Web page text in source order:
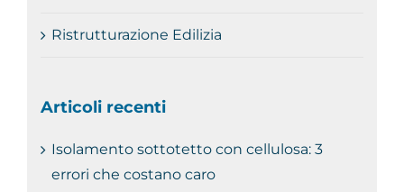
Ristrutturazione Edilizia
Articoli recenti
Isolamento sottotetto con cellulosa: 3
errori che costano caro